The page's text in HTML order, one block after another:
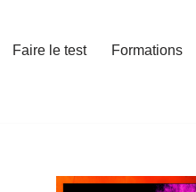
Faire le test
Formations